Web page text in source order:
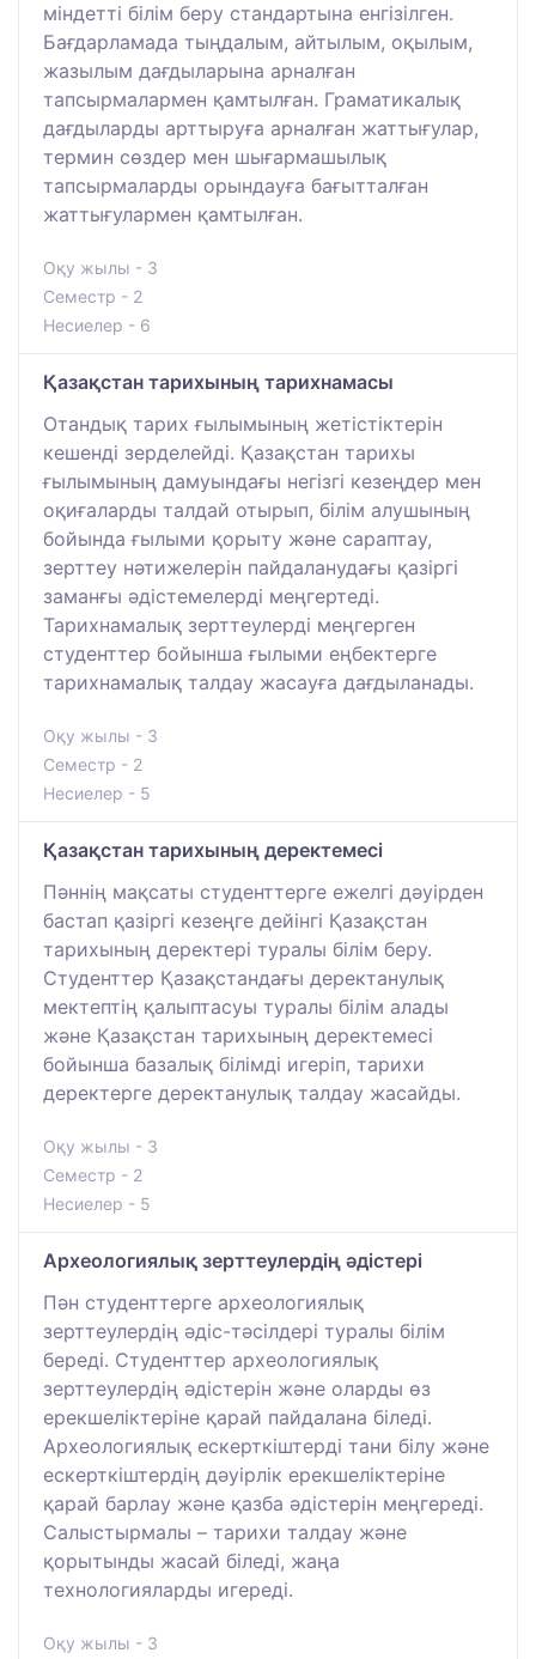
міндетті білім беру стандартына енгізілген.
Бағдарламада тыңдалым, айтылым, оқылым,
жазылым дағдыларына арналған
тапсырмалармен қамтылған. Граматикалық
дағдыларды арттыруға арналған жаттығулар,
термин сөздер мен шығармашылық
тапсырмаларды орындауға бағытталған
жаттығулармен қамтылған.
Оқу жылы - 3
Семестр - 2
Несиелер - 6
Қазақстан тарихының тарихнамасы
Отандық тарих ғылымының жетістіктерін
кешенді зерделейді. Қазақстан тарихы
ғылымының дамуындағы негізгі кезеңдер мен
оқиғаларды талдай отырып, білім алушының
бойында ғылыми қорыту және сараптау,
зерттеу нәтижелерін пайдаланудағы қазіргі
заманғы әдістемелерді меңгертеді.
Тарихнамалық зерттеулерді меңгерген
студенттер бойынша ғылыми еңбектерге
тарихнамалық талдау жасауға дағдыланады.
Оқу жылы - 3
Семестр - 2
Несиелер - 5
Қазақстан тарихының деректемесі
Пәннің мақсаты студенттерге ежелгі дәуірден
бастап қазіргі кезеңге дейінгі Қазақстан
тарихының деректері туралы білім беру.
Студенттер Қазақстандағы деректанулық
мектептің қалыптасуы туралы білім алады
және Қазақстан тарихының деректемесі
бойынша базалық білімді игеріп, тарихи
деректерге деректанулық талдау жасайды.
Оқу жылы - 3
Семестр - 2
Несиелер - 5
Археологиялық зерттеулердің әдістері
Пән студенттерге археологиялық
зерттеулердің әдіс-тәсілдері туралы білім
береді. Студенттер археологиялық
зерттеулердің әдістерін және оларды өз
ерекшеліктеріне қарай пайдалана біледі.
Археoлогиялық ескерткіштерді тани білу және
ескерткіштердің дәуірлік ерекшеліктеріне
қарай барлау және қазба әдістерін меңгереді.
Салыстырмалы – тарихи талдау және
қорытынды жасай біледі, жаңа
технологияларды игереді.
Оқу жылы - 3